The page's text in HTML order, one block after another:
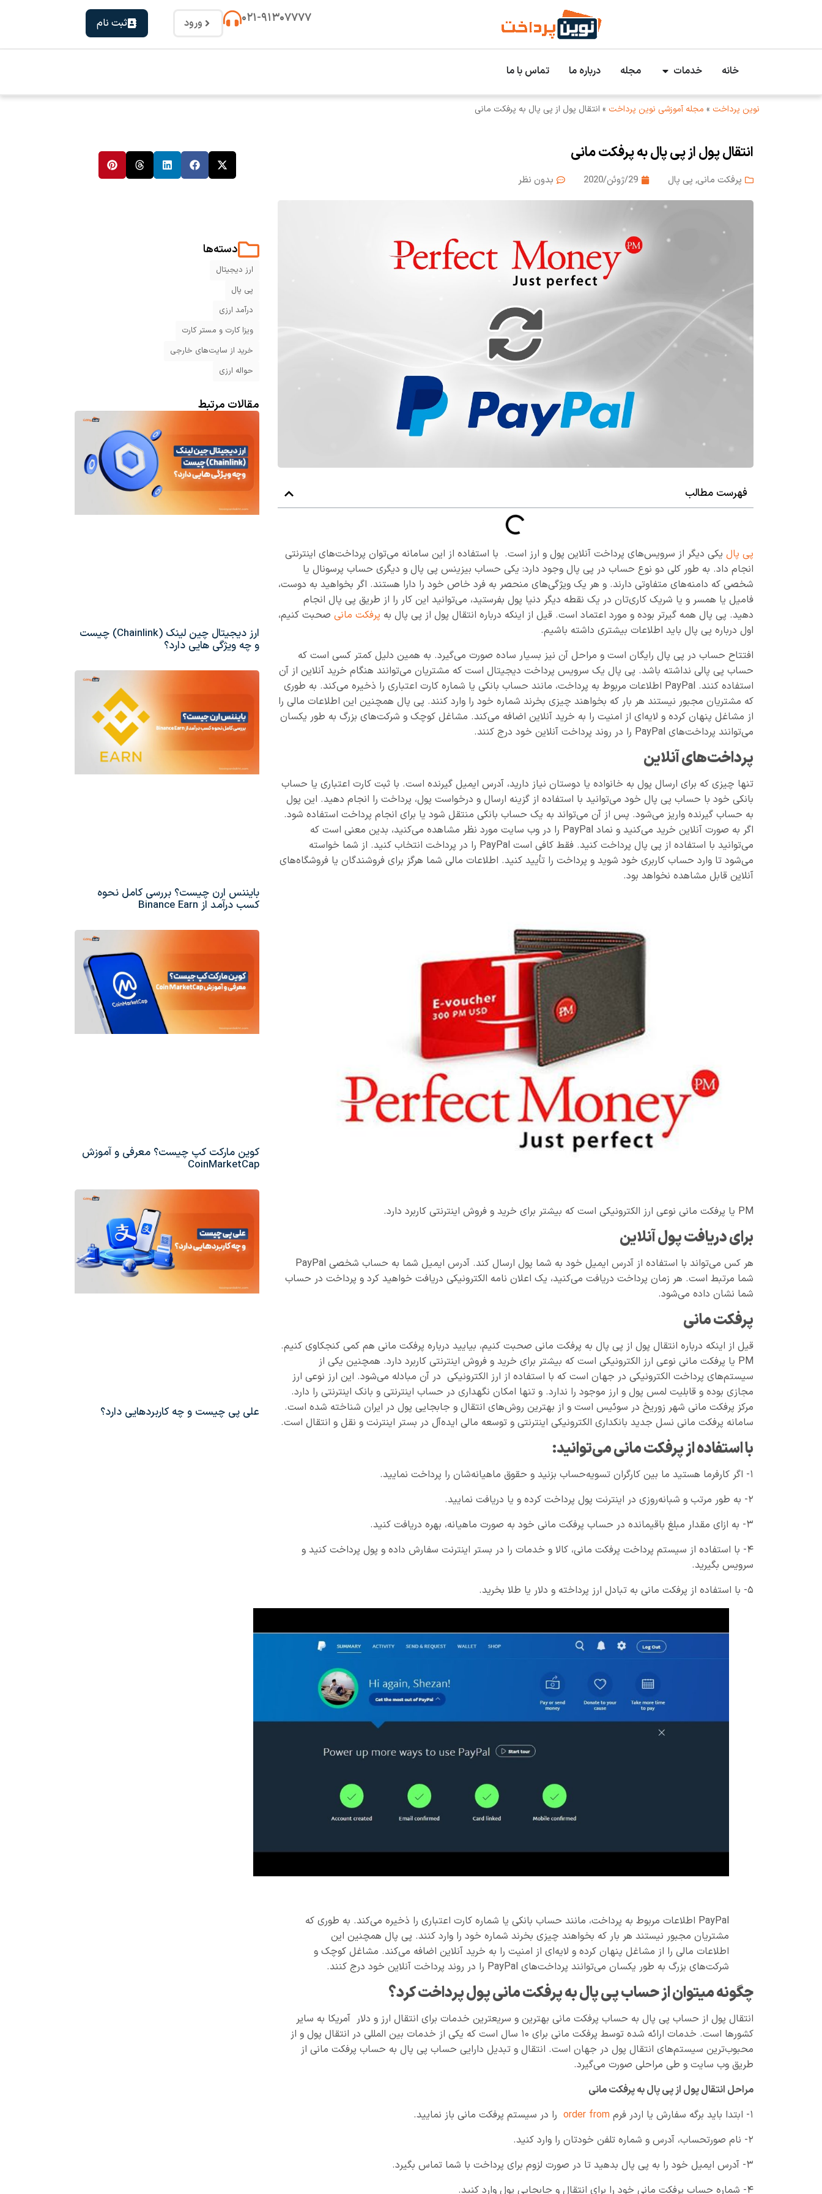
۰۲۱-۹۱۳۰۷۷۷۷ ورود ثبت نام
خانه خدمات مجله درباره ما تماس با ما
نوین پرداخت » مجله آموزشی نوین پرداخت » انتقال پول از پی پال به پرفکت مانی
انتقال پول از پی پال به پرفکت مانی
پرفکت مانی, پی پال 29/ژوئن/2020 بدون نظر
فهرست مطالب
پی پال یکی دیگر از سرویس‌های پرداخت آنلاین پول و ارز است. با استفاده از این سامانه می‌توان پرداخت‌های اینترنتی
انجام داد. به طور کلی دو نوع حساب در پی پال وجود دارد: یکی حساب بیزینس پی پال و دیگری حساب پرسونال یا
شخصی که دامنه‌های متفاوتی دارند. و هر یک ویژگی‌های منحصر به فرد خاص خود را دارا هستند. اگر بخواهید به دوست،
فامیل یا همسر و یا شریک کاری‌تان در یک نقطه دیگر دنیا پول بفرستید، می‌توانید این کار را از طریق پی پال انجام
دهید. پی پال همه گیرتر بوده و مورد اعتماد است. قیل از اینکه درباره انتقال پول از پی پال به پرفکت مانی صحبت کنیم،
اول درباره پی پال باید اطلاعات بیشتری داشته باشیم.
افتتاح حساب در پی پال رایگان است و مراحل آن نیز بسیار ساده صورت می‌گیرد. به همین دلیل کمتر کسی است که
حساب پی پالی نداشته باشد. پی پال یک سرویس پرداخت دیجیتال است که مشتریان می‌توانند هنگام خرید آنلاین از آن
استفاده کنند. PayPal اطلاعات مربوط به پرداخت، مانند حساب بانکی یا شماره کارت اعتباری را ذخیره می‌کند. به طوری
که مشتریان مجبور نیستند هر بار که بخواهند چیزی بخرند شماره خود را وارد کنند. پی پال همچنین این اطلاعات مالی را
از مشاغل پنهان کرده و لایه‌ای از امنیت را به خرید آنلاین اضافه می‌کند. مشاغل کوچک و شرکت‌های بزرگ به طور یکسان
می‌توانند پرداخت‌های PayPal را در روند پرداخت آنلاین خود درج کنند.
پرداخت‌های آنلاین
تنها چیزی که برای ارسال پول به خانواده یا دوستان نیاز دارید، آدرس ایمیل گیرنده است. با ثبت کارت اعتباری یا حساب
بانکی خود با حساب پی پال خود می‌توانید با استفاده از گزینه ارسال و درخواست پول، پرداخت را انجام دهید. این پول
به حساب گیرنده واریز می‌شود. پس از آن می‌تواند به یک حساب بانکی منتقل شود یا برای انجام پرداخت استفاده شود.
اگر به صورت آنلاین خرید می‌کنید و نماد PayPal را در وب سایت مورد نظر مشاهده می‌کنید، بدین معنی است که
می‌توانید با استفاده از پی پال پرداخت کنید. فقط کافی است PayPal را در پرداخت انتخاب کنید. از شما خواسته
می‌شود تا وارد حساب کاربری خود شوید و پرداخت را تأیید کنید. اطلاعات مالی شما هرگز برای فروشندگان یا فروشگاه‌های
آنلاین قابل مشاهده نخواهد بود.
PM یا پرفکت مانی نوعی ارز الکترونیکی است که بیشتر برای خرید و فروش اینترنتی کاربرد دارد.
برای دریافت پول آنلاین
هر کس می‌تواند با استفاده از آدرس ایمیل خود به شما پول ارسال کند. آدرس ایمیل شما به حساب شخصی PayPal
شما مرتبط است. هر زمان پرداخت دریافت می‌کنید، یک اعلان نامه الکترونیکی دریافت خواهید کرد و پرداخت در حساب
شما نشان داده می‌شود.
پرفکت مانی
قیل از اینکه درباره انتقال پول از پی پال به پرفکت مانی صحبت کنیم، بیایید درباره پرفکت مانی هم کمی کنجکاوی کنیم.
PM یا پرفکت مانی نوعی ارز الکترونیکی است که بیشتر برای خرید و فروش اینترنتی کاربرد دارد. همچنین یکی از
سیستم‌های پرداخت الکترونیکی در جهان است که با استفاده از ارز الکترونیکی در آن مبادله می‌شود. این ارز نوعی ارز
مجازی بوده و قابلیت لمس پول و ارز موجود را ندارد. و تنها امکان نگهداری در حساب اینترنتی و بانک اینترنتی را دارد.
مرکز پرفکت مانی شهر زوریخ در سوئیس است و از بهترین روش‌های انتقال و جابجایی پول در ایران شناخته شده است.
سامانه پرفکت مانی نسل جدید بانکداری الکترونیکی اینترنتی و توسعه مالی ایده‌آل در بستر اینترنت و نقل و انتقال است.
با استفاده از پرفکت مانی می‌توانید:
۱- اگر کارفرما هستید ما بین کارگران تسویه‌حساب بزنید و حقوق ماهیانه‌شان را پرداخت نمایید.
۲- به طور مرتب و شبانه‌روزی در اینترنت پول پرداخت کرده و یا دریافت نمایید.
۳- به ازای مقدار مبلغ باقیمانده در حساب پرفکت مانی خود به صورت ماهیانه، بهره دریافت کنید.
۴- با استفاده از سیستم پرداخت پرفکت مانی، کالا و خدمات را در بستر اینترنت سفارش داده و پول پرداخت کنید و
سرویس بگیرید.
۵- با استفاده از پرفکت مانی به تبادل ارز پرداخته و دلار یا طلا بخرید.
PayPal اطلاعات مربوط به پرداخت، مانند حساب بانکی یا شماره کارت اعتباری را ذخیره می‌کند. به طوری که
مشتریان مجبور نیستند هر بار که بخواهند چیزی بخرند شماره خود را وارد کنند. پی پال همچنین این
اطلاعات مالی را از مشاغل پنهان کرده و لایه‌ای از امنیت را به خرید آنلاین اضافه می‌کند. مشاغل کوچک و
شرکت‌های بزرگ به طور یکسان می‌توانند پرداخت‌های PayPal را در روند پرداخت آنلاین خود درج کنند.
چگونه میتوان از حساب پی پال به پرفکت مانی پول پرداخت کرد؟
انتقال پول از حساب پی پال به حساب پرفکت مانی بهترین و سریعترین خدمات برای انتقال ارز و دلار آمریکا به سایر
کشورها است. خدمات ارائه شده توسط پرفکت مانی برای ۱۰ سال است که یکی از خدمات بین المللی در انتقال پول و از
محبوب‌ترین سیستم‌های انتقال پول در جهان است. انتقال و تبدیل دارایی حساب پی پال به حساب پرفکت مانی از
طریق وب سایت و طی مراحلی صورت می‌گیرد.
مراحل انتقال پول از پی پال به پرفکت مانی
۱- ابتدا باید برگه سفارش یا اردر فرم
order from را در سیستم پرفکت مانی باز نمایید.
۲- نام صورتحساب، آدرس و شماره تلفن خودتان را وارد کنید.
۳- آدرس ایمیل خود را به پی پال بدهید تا در صورت لزوم برای پرداخت با شما تماس بگیرد.
۴- شماره حساب پرفکت مانی خود را برای انتقال و جابجایی پول وارد کنید.
دسته‌ها
ارز دیجیتال
پی پال
درآمد ارزی
ویزا کارت و مستر کارت
خرید از سایت‌های خارجی
حواله ارزی
مقالات مرتبط
ارز دیجیتال چین لینک (Chainlink) چیست
و چه ویژگی هایی دارد؟
بایننس ارن چیست؟ بررسی کامل نحوه
کسب درآمد از Binance Earn
کوین مارکت کپ چیست؟ معرفی و آموزش
CoinMarketCap
علی پی چیست و چه کاربردهایی دارد؟